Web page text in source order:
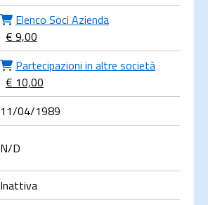
Elenco Soci Azienda
€ 9,00
Partecipazioni in altre società
€ 10,00
11/04/1989
N/D
Inattiva